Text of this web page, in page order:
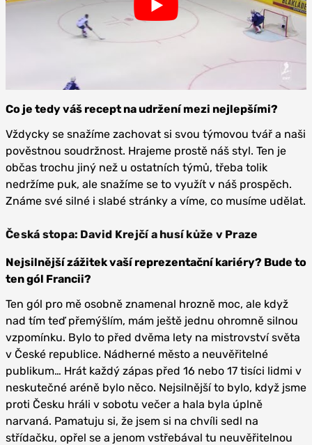
Co je tedy váš recept na udržení mezi nejlepšími?
Vždycky se snažíme zachovat si svou týmovou tvář a naši
pověstnou soudržnost. Hrajeme prostě náš styl. Ten je
občas trochu jiný než u ostatních týmů, třeba tolik
nedržíme puk, ale snažíme se to využít v náš prospěch.
Známe své silné i slabé stránky a víme, co musíme udělat.
Česká stopa: David Krejčí a husí kůže v Praze
Nejsilnější zážitek vaší reprezentační kariéry? Bude to
ten gól Francii?
Ten gól pro mě osobně znamenal hrozně moc, ale když
nad tím teď přemýšlím, mám ještě jednu ohromně silnou
vzpomínku. Bylo to před dvěma lety na mistrovství světa
v České republice. Nádherné město a neuvěřitelné
publikum… Hrát každý zápas před 16 nebo 17 tisíci lidmi v
neskutečné aréně bylo něco. Nejsilnější to bylo, když jsme
proti Česku hráli v sobotu večer a hala byla úplně
narvaná. Pamatuju si, že jsem si na chvíli sedl na
střídačku, opřel se a jenom vstřebával tu neuvěřitelnou